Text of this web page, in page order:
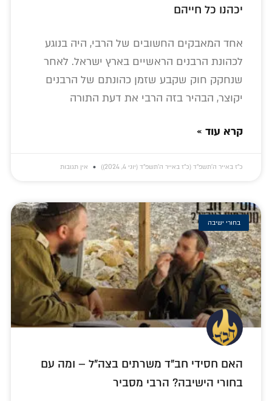
יכהנו כל חייהם
אחד המאבקים החשובים של הרבי, היה בנוגע
לכהונת הרבנים הראשיים בארץ ישראל. לאחר
שנחקק חוק שקבע שזמן כהונתם של הרבנים
יקוצר, הבהיר בזה הרבי את דעת התורה
קרא עוד »
כ״ז באייר ה׳תשפ״ד (כ״ז באייר ה׳תשפ״ד (יוני 4, 2024)) אין תגובות
בחורי ישיבה
האם חסידי חב"ד משרתים בצה"ל – ומה עם
בחורי הישיבה? הרבי מסביר